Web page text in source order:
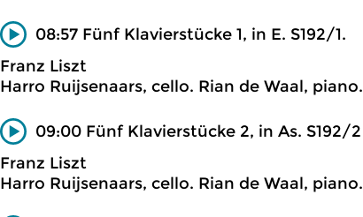
08:57 Fünf Klavierstücke 1, in E. S192/1.
Franz Liszt
Harro Ruijsenaars, cello. Rian de Waal, piano.
09:00 Fünf Klavierstücke 2, in As. S192/2
Franz Liszt
Harro Ruijsenaars, cello. Rian de Waal, piano.